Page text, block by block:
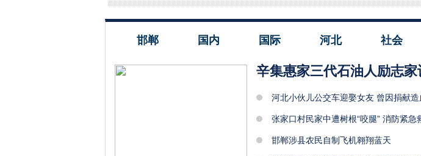
邯郸 国内 国际 河北 社会
辛集惠家三代石油人励志
河北小伙儿公交车迎娶女友 曾因捐献
张家口村民家中遭树根“咬腿” 消防紧急
邯郸涉县农民自制飞机翱翔蓝天